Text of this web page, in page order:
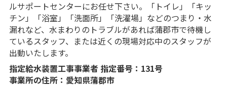
ルサポートセンターにお任せ下さい。「トイレ」「キッ
チン」「浴室」「洗面所」「洗濯場」などのつまり・水
漏れなど、水まわりのトラブルがあれば蒲郡市で待機し
ているスタッフ、または近くの現場対応中のスタッフが
出動いたします。
指定給水装置工事事業者 指定番号：131号
事業所の住所：愛知県蒲郡市